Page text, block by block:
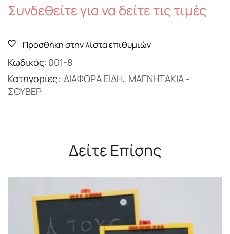
Συνδεθείτε για να δείτε τις τιμές
Προσθήκη στην λίστα επιθυμιών
Κωδικός: 001-8
Κατηγορίες: ΔΙΑΦΟΡΑ ΕΙΔΗ, ΜΑΓΝΗΤΑΚΙΑ -
ΣΟΥΒΕΡ
Δείτε Επίσης